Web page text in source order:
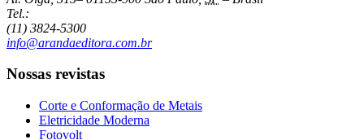
Tel.:
(11) 3824-5300
info@arandaeditora.com.br
Nossas revistas
Corte e Conformação de Metais
Eletricidade Moderna
Fotovolt